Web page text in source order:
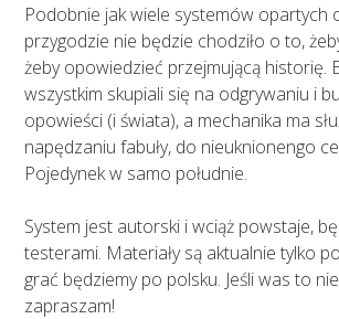
Podobnie jak wiele systemów opartych
przygodzie nie będzie chodziło o to,
żeby opowiedzieć przejmującą historię.
wszystkim skupiali się na odgrywaniu i
opowieści (i świata), a mechanika ma
napędzaniu fabuły, do nieuknionengo
Pojedynek w samo południe.
System jest autorski i wciąż powstaje,
testerami. Materiały są aktualnie tylko
grać będziemy po polsku. Jeśli was to
zapraszam!